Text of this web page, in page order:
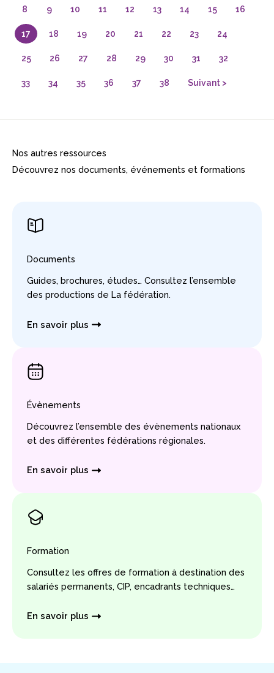
8 9 10 11 12 13 14 15 16
17 18 19 20 21 22 23 24
25 26 27 28 29 30 31 32
33 34 35 36 37 38 Suivant >
Nos autres ressources
Découvrez nos documents, événements et formations
Documents
Guides, brochures, études… Consultez l’ensemble
des productions de La fédération.
En savoir plus
Évènements
Découvrez l’ensemble des évènements nationaux
et des différentes fédérations régionales.
En savoir plus
Formation
Consultez les offres de formation à destination des
salariés permanents, CIP, encadrants techniques…
En savoir plus